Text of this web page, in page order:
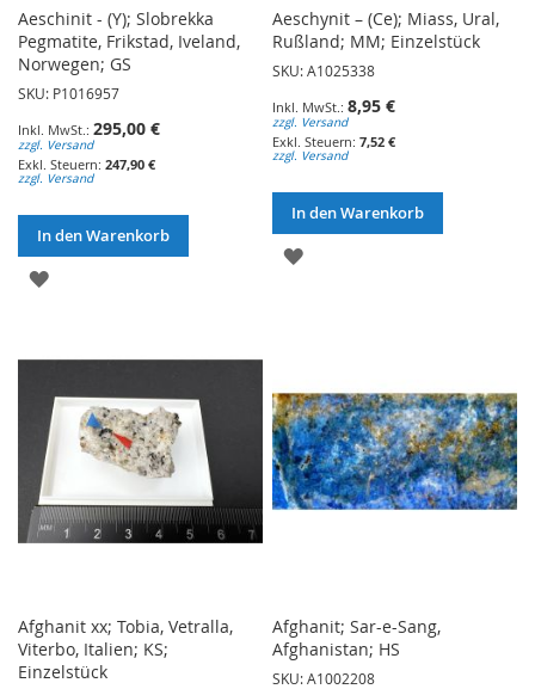
Aeschinit - (Y); Slobrekka
Pegmatite, Frikstad, Iveland,
Norwegen; GS
SKU: P1016957
295,00 €
zzgl. Versand
247,90 €
zzgl. Versand
In den Warenkorb
ZUR
HINZUFÜGEN
Aeschynit – (Ce); Miass, Ural,
Rußland; MM; Einzelstück
SKU: A1025338
8,95 €
zzgl. Versand
7,52 €
zzgl. Versand
In den Warenkorb
ZUR
Afghanit xx; Tobia, Vetralla,
Viterbo, Italien; KS;
Einzelstück
Afghanit; Sar-e-Sang,
Afghanistan; HS
SKU: A1002208